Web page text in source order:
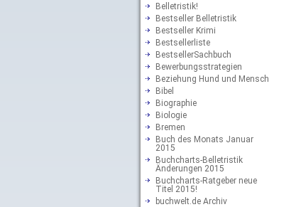
Belletristik!
Bestseller Belletristik
Bestseller Krimi
Bestsellerliste
BestsellerSachbuch
Bewerbungsstrategien
Beziehung Hund und Mensch
Bibel
Biographie
Biologie
Bremen
Buch des Monats Januar
2015
Buchcharts-Belletristik
Änderungen 2015
Buchcharts-Ratgeber neue
Titel 2015!
buchwelt.de Archiv